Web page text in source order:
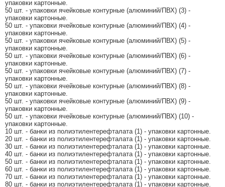
упаковки картонные.
50 шт. - упаковки ячейковые контурные (алюминий/ПВХ) (3) -
упаковки картонные.
50 шт. - упаковки ячейковые контурные (алюминий/ПВХ) (4) -
упаковки картонные.
50 шт. - упаковки ячейковые контурные (алюминий/ПВХ) (5) -
упаковки картонные.
50 шт. - упаковки ячейковые контурные (алюминий/ПВХ) (6) -
упаковки картонные.
50 шт. - упаковки ячейковые контурные (алюминий/ПВХ) (7) -
упаковки картонные.
50 шт. - упаковки ячейковые контурные (алюминий/ПВХ) (8) -
упаковки картонные.
50 шт. - упаковки ячейковые контурные (алюминий/ПВХ) (9) -
упаковки картонные.
50 шт. - упаковки ячейковые контурные (алюминий/ПВХ) (10) -
упаковки картонные.
10 шт. - банки из полиэтилентерефталата (1) - упаковки картонные.
20 шт. - банки из полиэтилентерефталата (1) - упаковки картонные.
30 шт. - банки из полиэтилентерефталата (1) - упаковки картонные.
40 шт. - банки из полиэтилентерефталата (1) - упаковки картонные.
50 шт. - банки из полиэтилентерефталата (1) - упаковки картонные.
60 шт. - банки из полиэтилентерефталата (1) - упаковки картонные.
70 шт. - банки из полиэтилентерефталата (1) - упаковки картонные.
80 шт. - банки из полиэтилентерефталата (1) - упаковки картонные.